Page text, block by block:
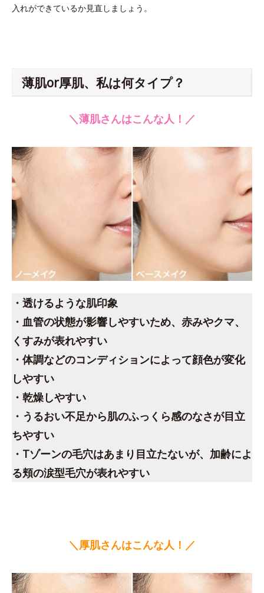
入れができているか見直しましょう。
薄肌or厚肌、私は何タイプ？
＼薄肌さんはこんな人！／
・透けるような肌印象
・血管の状態が影響しやすいため、赤みやクマ、
くすみが表れやすい
・体調などのコンディションによって顔色が変化
しやすい
・乾燥しやすい
・うるおい不足から肌のふっくら感のなさが目立
ちやすい
・Tゾーンの毛穴はあまり目立たないが、加齢によ
る頬の涙型毛穴が表れやすい
＼厚肌さんはこんな人！／